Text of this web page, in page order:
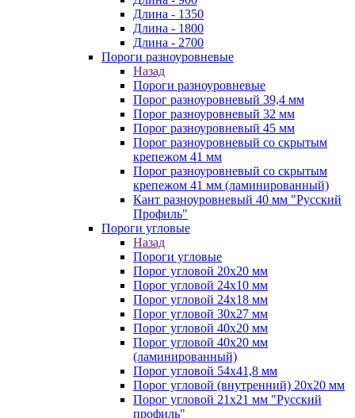
Длина - 1350
Длина - 1800
Длина - 2700
Пороги разноуровневые
Назад
Пороги разноуровневые
Порог разноуровневый 39,4 мм
Порог разноуровневый 32 мм
Порог разноуровневый 45 мм
Порог разноуровневый со скрытым
крепежом 41 мм
Порог разноуровневый со скрытым
крепежом 41 мм (ламинированный)
Кант разноуровневый 40 мм "Русский
Профиль"
Пороги угловые
Назад
Пороги угловые
Порог угловой 20х20 мм
Порог угловой 24х10 мм
Порог угловой 24х18 мм
Порог угловой 30х27 мм
Порог угловой 40х20 мм
Порог угловой 40х20 мм
(ламинированный)
Порог угловой 54х41,8 мм
Порог угловой (внутренний) 20х20 мм
Порог угловой 21х21 мм "Русский
профиль"